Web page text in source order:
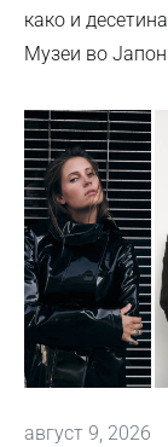
како и
Музеи во
август 9, 2026